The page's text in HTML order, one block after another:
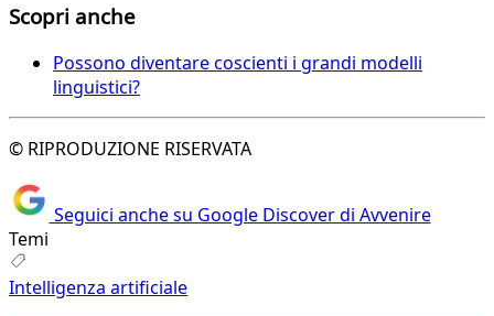
Scopri anche
Possono diventare coscienti i grandi modelli
linguistici?
© RIPRODUZIONE RISERVATA
Seguici anche su Google Discover di Avvenire
Temi
Intelligenza artificiale